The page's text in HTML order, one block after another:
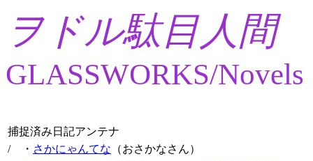
ヲドル駄目人間
GLASSWORKS/Novels
捕捉済み日記アンテナ
/ ・ さかにゃんてな （おさかなさん）